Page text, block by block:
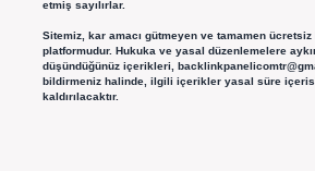
etmiş sayılırlar.
Sitemiz, kar amacı gütmeyen ve tamamen
platformudur. Hukuka ve yasal düzenlemelere
düşündüğünüz içerikleri,
bildirmeniz halinde, ilgili içerikler yasal süre
kaldırılacaktır.